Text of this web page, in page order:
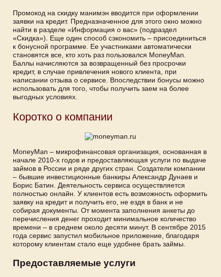
Промокод на скидку манимэн вводится при оформлении
заявки на кредит. Предназначенное для этого окно можно
найти в разделе «Информация о вас» (подраздел
«Скидка»). Еще один способ сэкономить – присоединиться
к бонусной программе. Ее участниками автоматически
становятся все, кто хоть раз пользовался MoneyMan.
Баллы начисляются за возвращенный без просрочки
кредит, в случае привлечения нового клиента, при
написании отзыва о сервисе. Впоследствии бонусы можно
использовать для того, чтобы получить заем на более
выгодных условиях.
Коротко о компании
MoneyMan – микрофинансовая организация, основанная в
начале 2010-х годов и предоставляющая услуги по выдаче
займов в России и ряде других стран. Создатели компании
– бывшие инвестиционные банкиры Александр Дунаев и
Борис Батин. Деятельность сервиса осуществляется
полностью онлайн. У клиентов есть возможность оформить
заявку на кредит и получить его, не ездя в банк и не
собирая документы. От момента заполнения анкеты до
перечисления денег проходит минимальное количество
времени – в среднем около десяти минут. В сентябре 2015
года сервис запустил мобильное приложение, благодаря
которому клиентам стало еще удобнее брать займы.
Предоставляемые услуги